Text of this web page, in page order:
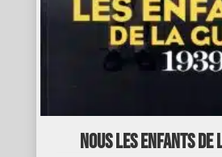
Nous les enfants